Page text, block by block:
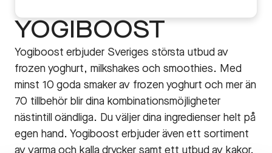
YOGIBOOST
Yogiboost erbjuder Sveriges största utbud av
frozen yoghurt, milkshakes och smoothies. Med
minst 10 goda smaker av frozen yoghurt och mer än
70 tillbehör blir dina kombinationsmöjligheter
nästintill oändliga. Du väljer dina ingredienser helt på
egen hand. Yogiboost erbjuder även ett sortiment
av varma och kalla drycker samt ett utbud av kakor.